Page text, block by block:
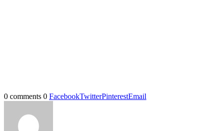
0 comments 0 FacebookTwitterPinterestEmail